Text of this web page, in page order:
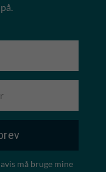
må bruge mine